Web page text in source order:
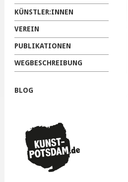
KÜNSTLER:INNEN
VEREIN
PUBLIKATIONEN
WEGBESCHREIBUNG
BLOG